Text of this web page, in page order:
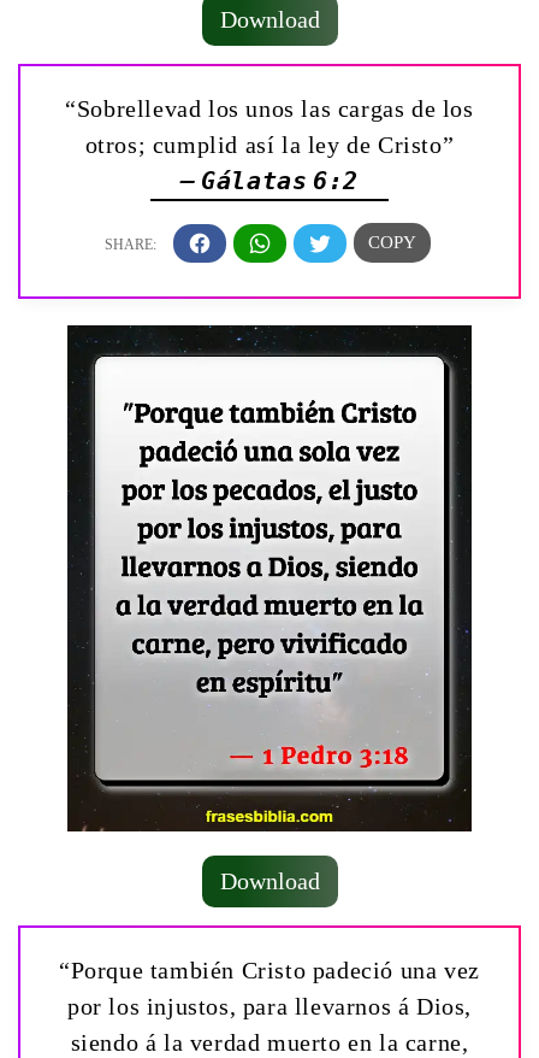
Download
“Sobrellevad los unos las cargas de los
otros; cumplid así la ley de Cristo”
— Gálatas 6:2
Download
“Porque también Cristo padeció una vez
por los injustos, para llevarnos á Dios,
siendo á la verdad muerto en la carne,